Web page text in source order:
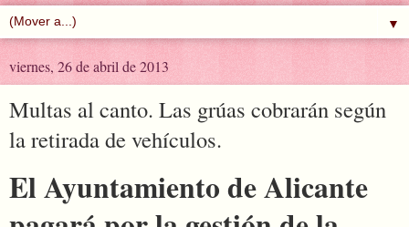
▼
viernes, 26 de abril de 2013
Multas al canto. Las grúas cobrarán según
la retirada de vehículos.
El Ayuntamiento de Alicante